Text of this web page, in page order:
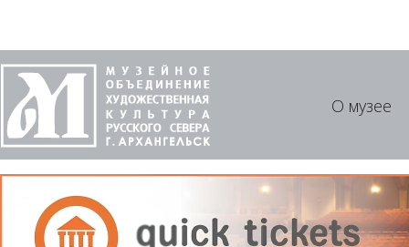
О музее